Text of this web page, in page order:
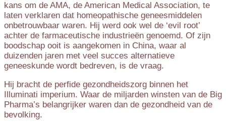
kans om de AMA, de American Medical Association, te
laten verklaren dat homeopathische geneesmiddelen
onbetrouwbaar waren. Hij werd ook wel de ‘evil root’
achter de farmaceutische industrieën genoemd. Of zijn
boodschap ooit is aangekomen in China, waar al
duizenden jaren met veel succes alternatieve
geneeskunde wordt bedreven, is de vraag.
Hij bracht de perfide gezondheidszorg binnen het
Illuminati imperium. Waar de miljarden winsten van de Big
Pharma’s belangrijker waren dan de gezondheid van de
bevolking.